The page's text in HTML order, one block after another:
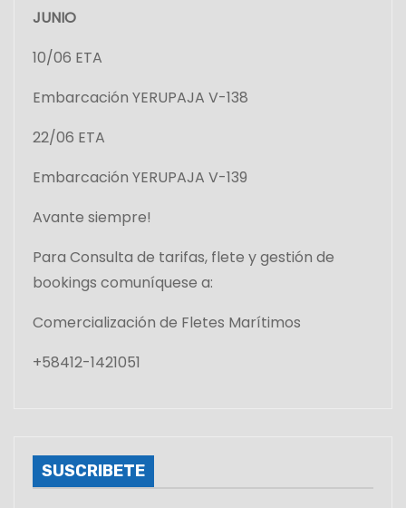
JUNIO
10/06 ETA
Embarcación YERUPAJA V-138
22/06 ETA
Embarcación YERUPAJA V-139
Avante siempre!
Para Consulta de tarifas, flete y gestión de
bookings comuníquese a:
Comercialización de Fletes Marítimos
+58412-1421051
SUSCRIBETE